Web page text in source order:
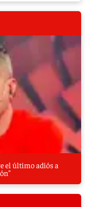
el último adiós a